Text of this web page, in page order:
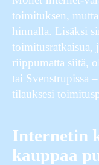
toimituksen,
hinnalla. Lisäksi
toimitusratkaisua,
riippumatta siitä,
tai Svenstrupissa
tilauksesi
Internetin
kauppaa